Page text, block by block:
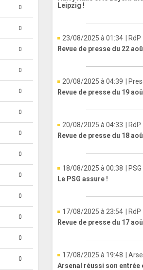
0
0
0
0
0
0
0
0
0
0
0
0
0
Leipzig !
23/08/2025 à 01:34
| RdP
Revue de presse du 22
20/08/2025 à 04:39
|
Revue de presse du 19
20/08/2025 à 04:33
| RdP
Revue de presse du 18
18/08/2025 à 00:38
| PSG
Le PSG assure !
17/08/2025 à 23:54
| RdP
Revue de presse du 17
17/08/2025 à 19:48
|
Arsenal réussi son entrée